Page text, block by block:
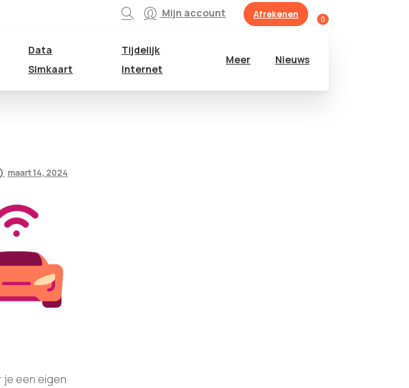
Mijn account Afrekenen 0
Data
Simkaart
Tijdelijk
Internet
Meer Nieuws
maart 14, 2024
je een eigen